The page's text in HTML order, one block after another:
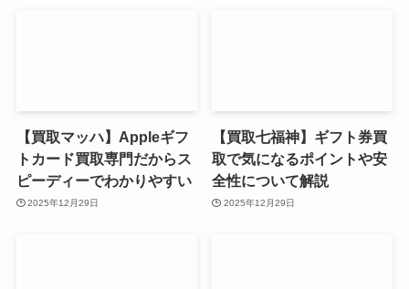
【買取マッハ】Appleギフ
トカード買取専門だからス
ピーディーでわかりやすい
2025年12月29日
【買取七福神】ギフト券買
取で気になるポイントや安
全性について解説
2025年12月29日